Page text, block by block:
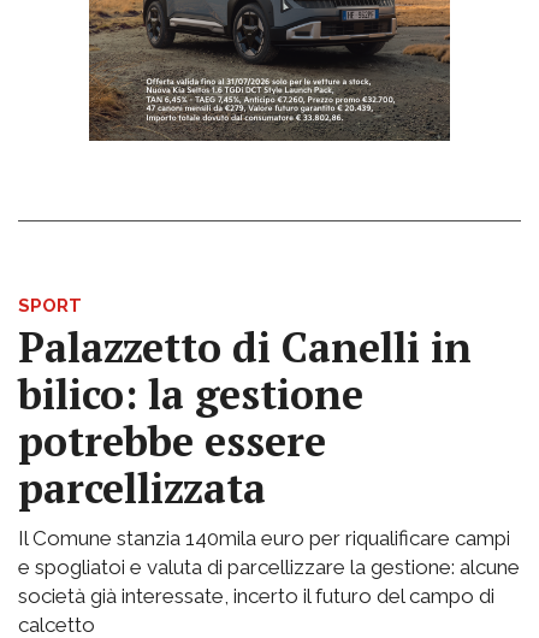
SPORT
Palazzetto di Canelli in
bilico: la gestione
potrebbe essere
parcellizzata
Il Comune stanzia 140mila euro per riqualificare campi
e spogliatoi e valuta di parcellizzare la gestione: alcune
società già interessate, incerto il futuro del campo di
calcetto